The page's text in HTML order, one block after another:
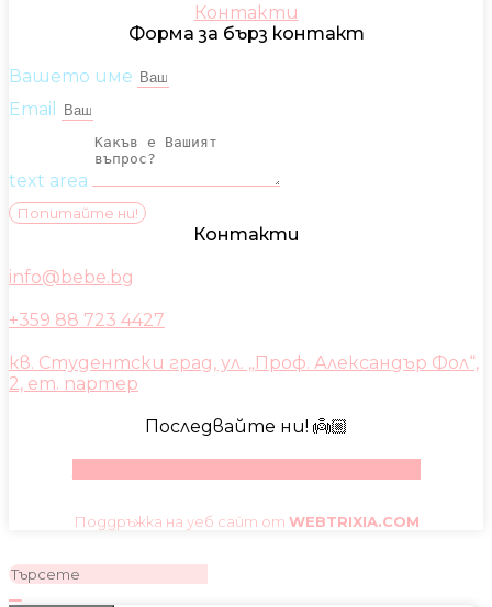
Контакти
Форма за бърз контакт
Вашето име
Email
text area
Попитайте ни!
Контакти
info@bebe.bg
+359 88 723 4427
кв. Студентски град, ул. „Проф. Александър Фол“,
2, ет. партер
Последвайте ни! 👼🏼
Поддръжка на уеб сайт от WEBTRIXIA.COM